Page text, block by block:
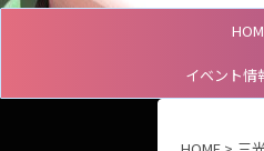
イベント情